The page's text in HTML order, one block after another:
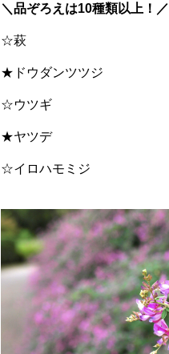
＼品ぞろえは10種類以上！／
☆萩
★ドウダンツツジ
☆ウツギ
★ヤツデ
☆イロハモミジ